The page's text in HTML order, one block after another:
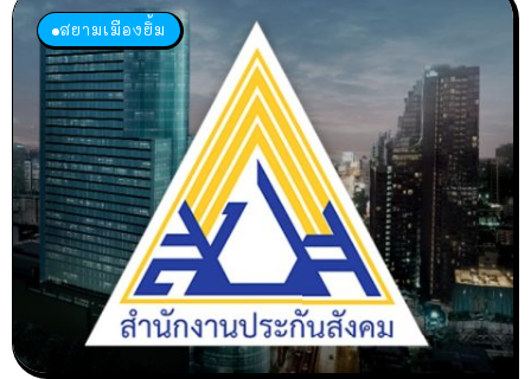
สยามเมืองยิ้ม